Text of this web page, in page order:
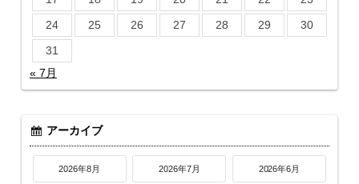
24
25 26 27 28 29
30
31
« 7月
アーカイブ
2026年8月 2026年7月 2026年6月